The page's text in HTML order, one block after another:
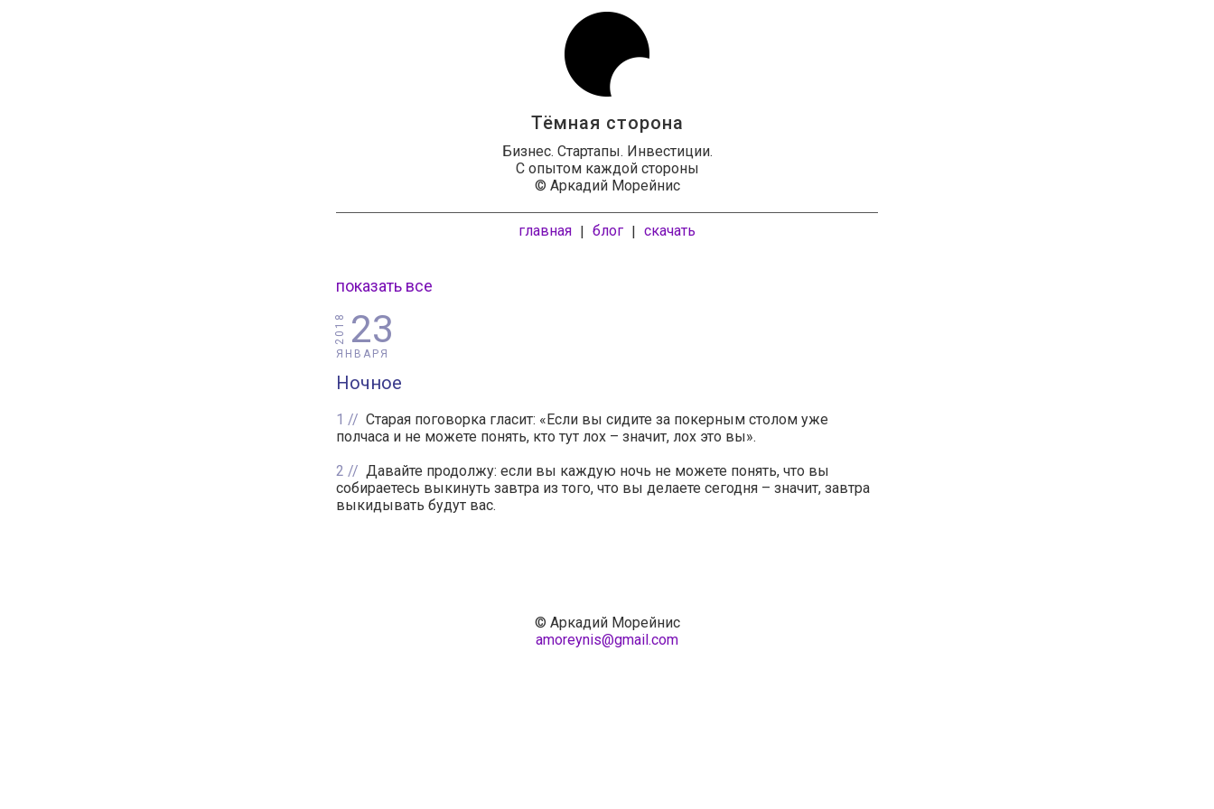
Тёмная сторона
Бизнес. Стартапы. Инвестиции.
С опытом каждой стороны
© Аркадий Морейнис
главная | блог | скачать
показать все
23
ЯНВАРЯ
2018
Ночное
1
Старая поговорка гласит: «Если вы сидите за покерным столом уже
полчаса и не можете понять, кто тут лох – значит, лох это вы».
2
Давайте продолжу: если вы каждую ночь не можете понять, что вы
собираетесь выкинуть завтра из того, что вы делаете сегодня – значит, завтра
выкидывать будут вас.
© Аркадий Морейнис
amoreynis@gmail.com